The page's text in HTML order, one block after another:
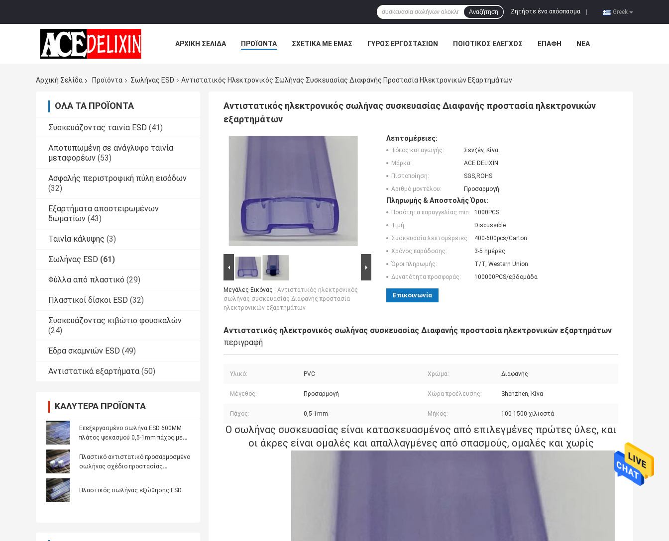
Greek
Ζητήστε ένα απόσπασμα
Αναζήτηση
ΑΡΧΙΚΉ ΣΕΛΊΔΑ ΠΡΟΪΌΝΤΑ ΣΧΕΤΙΚΆ ΜΕ ΕΜΆΣ ΓΎΡΟΣ ΕΡΓΟΣΤΑΣΊΩΝ ΠΟΙΟΤΙΚΌΣ ΈΛΕΓΧΟΣ ΕΠΑΦΉ ΝΈΑ
Αρχική Σελίδα
Προϊόντα Σωλήνας ESD Αντιστατικός Ηλεκτρονικός Σωλήνας Συσκευασίας Διαφανής Προστασία Ηλεκτρονικών Εξαρτημάτων
ΌΛΑ ΤΑ ΠΡΟΪΌΝΤΑ
Συσκευάζοντας ταινία ESD (41)
Αποτυπωμένη σε ανάγλυφο ταινία
μεταφορέων (53)
Ασφαλής περιστροφική πύλη εισόδων
(32)
Εξαρτήματα αποστειρωμένων
δωματίων (43)
Ταινία κάλυψης (3)
Σωλήνας ESD (61)
Φύλλα από πλαστικό (29)
Πλαστικοί δίσκοι ESD (32)
Συσκευάζοντας κιβώτιο φουσκαλών
(24)
Έδρα σκαμνιών ESD (49)
Αντιστατικά εξαρτήματα (50)
ΚΑΛΎΤΕΡΑ ΠΡΟΪΌΝΤΑ
Επεξεργασμένο σωλήνα ESD 600MM
πλάτος ψεκασμού 0,5-1mm πάχος με
Πλαστικό αντιστατικό προσαρμοσμένο
σωλήνας σχέδιο προστασίας
Πλαστικός σωλήνας εξώθησης ESD
Αντιστατικός ηλεκτρονικός σωλήνας συσκευασίας Διαφανής προστασία ηλεκτρονικών
εξαρτημάτων
Μεγάλες Εικόνας : Αντιστατικός ηλεκτρονικός
σωλήνας συσκευασίας Διαφανής προστασία
ηλεκτρονικών εξαρτημάτων
Λεπτομέρειες:
Τόπος καταγωγής:
Σενζέν, Κίνα
Μάρκα:
ACE DELIXIN
Πιστοποίηση:
SGS,ROHS
Αριθμό μοντέλου:
Προσαρμογή
Πληρωμής & Αποστολής Όροι:
Ποσότητα παραγγελίας min:
1000PCS
Τιμή:
Discussible
Συσκευασία λεπτομέρειες:
400-600pcs/Carton
Χρόνος παράδοσης:
3-5 ημέρες
Όροι πληρωμής:
T/T, Western Union
Δυνατότητα προσφοράς:
100000PCS/εβδομάδα
Επικοινωνία
Αντιστατικός ηλεκτρονικός σωλήνας συσκευασίας Διαφανής προστασία ηλεκτρονικών εξαρτημάτων
περιγραφή
Υλικό: PVC Χρώμα: Διαφανής
Μέγεθος: Προσαρμογή Χώρα προέλευσης: Shenzhen, Κίνα
Πάχος: 0,5-1mm Μήκος: 100-1500 χιλιοστά
Ο σωλήνας συσκευασίας είναι κατασκευασμένος από επιλεγμένες πρώτες ύλες, και
οι άκρες είναι ομαλές και απαλλαγμένες από σπασμούς, ομαλές και χωρίς